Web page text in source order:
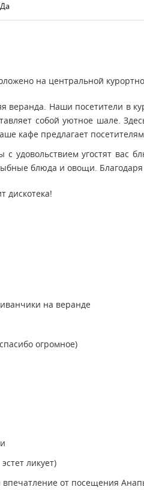
Да
на центральной
веранда. Наши посетители в
собой уютное шале.
кафе предлагает
удовольствием угостят вас
блюда и овощи.
дискотека!
на веранде
огромное)
ликует)
от посещения